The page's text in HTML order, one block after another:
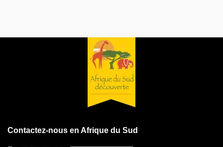
Contactez-nous en Afrique du Sud